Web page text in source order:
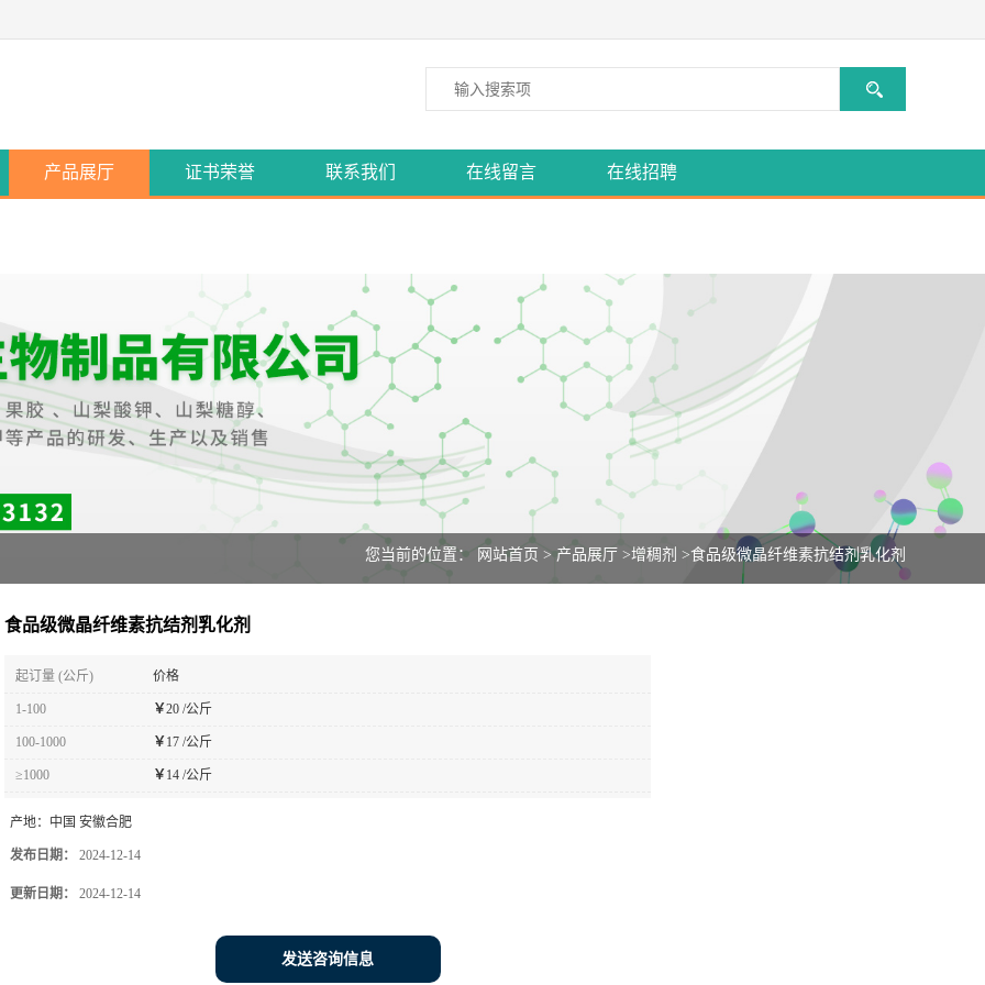
产品展厅 证书荣誉 联系我们 在线留言 在线招聘
您当前的位置： 网站首页 > 产品展厅 >增稠剂 >食品级微晶纤维素抗结剂乳化剂
食品级微晶纤维素抗结剂乳化剂
起订量 (公斤) 价格
1-100 ￥20 /公斤
100-1000 ￥ 17 /公斤
≥1000 ￥ 14 /公斤
产地： 中国 安徽合肥
发布日期： 2024-12-14
更新日期： 2024-12-14
发送咨询信息